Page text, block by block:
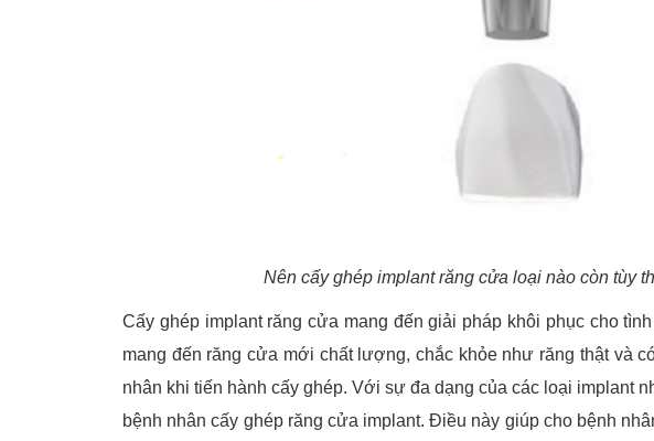
Nên cấy ghép implant răng cửa loại nào còn tùy
Cấy ghép implant răng cửa mang đến giải pháp khôi phục cho
mang đến răng cửa mới chất lượng, chắc khỏe như răng thật và
nhân khi tiến hành cấy ghép. Với sự đa dạng của các loại implant
bệnh nhân cấy ghép răng cửa implant. Điều này giúp cho bệnh